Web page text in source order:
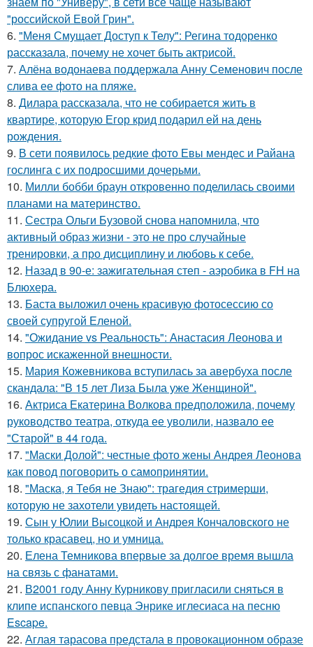
"российской Евой Грин".
6. "Меня Смущает Доступ к Телу": Регина тодоренко
рассказала, почему не хочет быть актрисой.
7. Алёна водонаева поддержала Анну Семенович после
слива ее фото на пляже.
8. Дилара рассказала, что не собирается жить в
квартире, которую Егор крид подарил ей на день
рождения.
9. В сети появилось редкие фото Евы мендес и Райана
гослинга с их подросшими дочерьми.
10. Милли бобби браун откровенно поделилась своими
планами на материнство.
11. Сестра Ольги Бузовой снова напомнила, что
активный образ жизни - это не про случайные
тренировки, а про дисциплину и любовь к себе.
12. Назад в 90-е: зажигательная степ - аэробика в FH на
Блюхера.
13. Баста выложил очень красивую фотосессию со
своей супругой Еленой.
14. "Ожидание vs Реальность": Анастасия Леонова и
вопрос искаженной внешности.
15. Мария Кожевникова вступилась за авербуха после
скандала: "В 15 лет Лиза Была уже Женщиной".
16. Актриса Екатерина Волкова предположила, почему
руководство театра, откуда ее уволили, назвало ее
"Старой" в 44 года.
17. "Маски Долой": честные фото жены Андрея Леонова
как повод поговорить о самопринятии.
18. "Маска, я Тебя не Знаю": трагедия стримерши,
которую не захотели увидеть настоящей.
19. Сын у Юлии Высоцкой и Андрея Кончаловского не
только красавец, но и умница.
20. Елена Темникова впервые за долгое время вышла
на связь с фанатами.
21. В2001 году Анну Курникову пригласили сняться в
клипе испанского певца Энрике иглесиаса на песню
Escape.
22. Аглая тарасова предстала в провокационном образе